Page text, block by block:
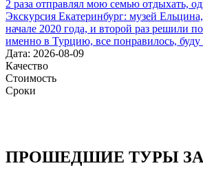
2 раза отправлял мою семью отдыхать,
Экскурсия Екатеринбург: музей
начале 2020 года, и второй раз решили
именно в Турцию, все понравилось, буду
Дата: 2026-08-09
Качество
Стоимость
Сроки
ПРОШЕДШИЕ ТУРЫ ЗА